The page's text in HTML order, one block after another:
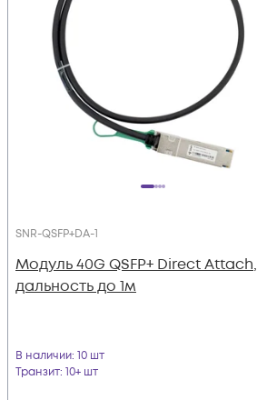
SNR-QSFP+DA-1
Модуль 40G QSFP+ Direct Attach,
дальность до 1м
В наличии: 10 шт
Транзит: 10+ шт